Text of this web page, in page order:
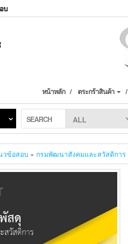
บ
หน้าหลัก ตระกร้าสินค้า
SEARCH
วข้อสอบ » กรมพัฒนาสังคมและสวัสดิการ